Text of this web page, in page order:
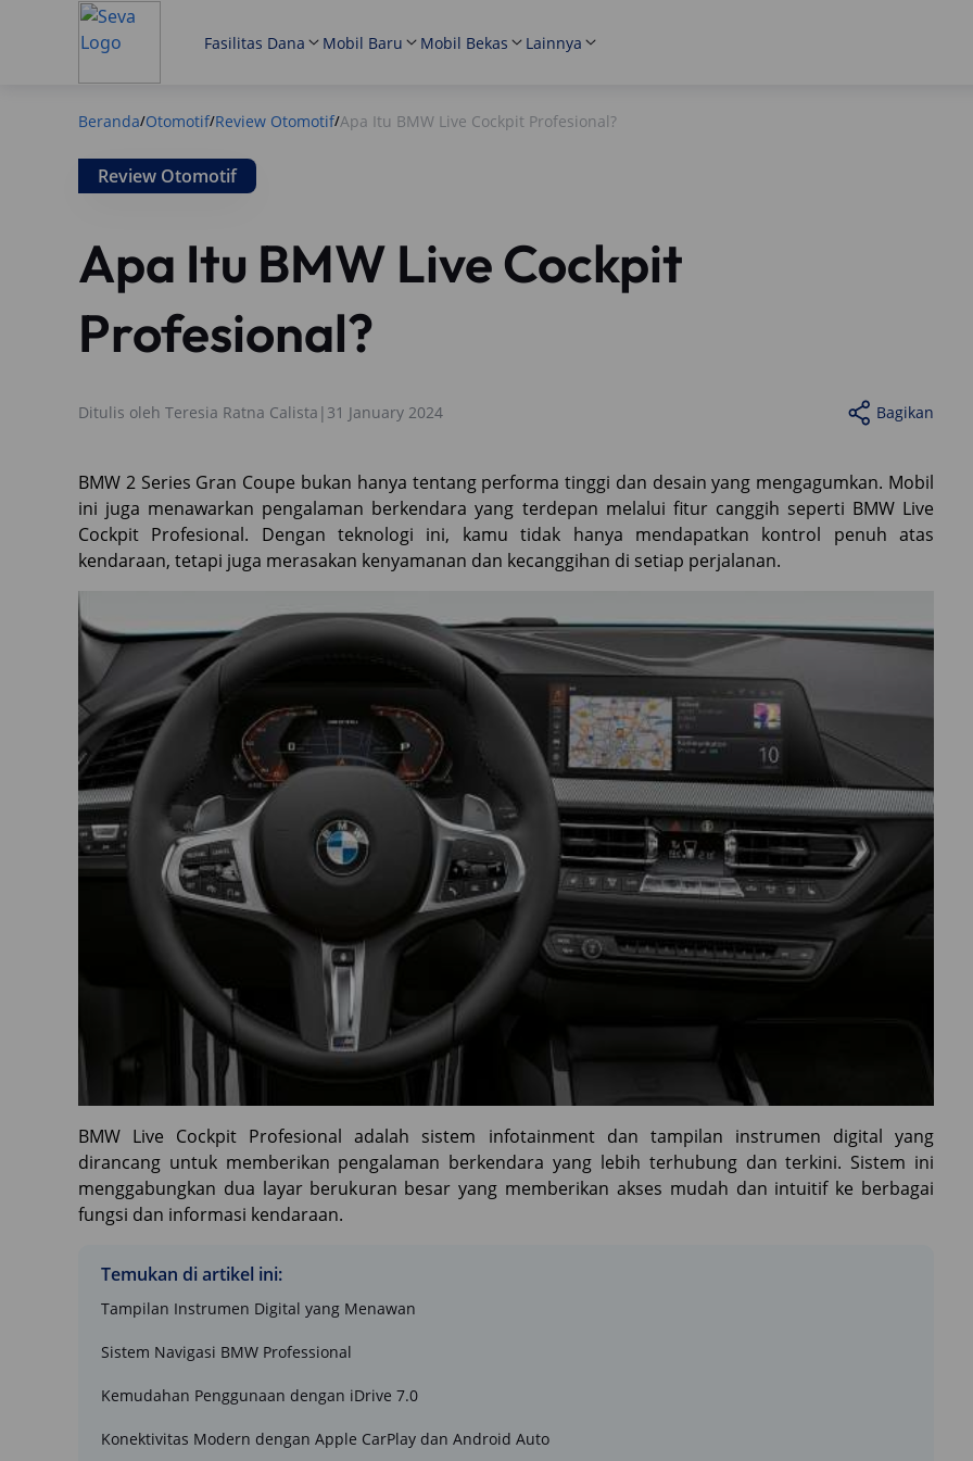
Fasilitas Dana Mobil Baru Mobil Bekas Lainnya
Beranda/Otomotif/Review Otomotif/Apa Itu BMW Live Cockpit Profesional?
Review Otomotif
Apa Itu BMW Live Cockpit
Profesional?
Ditulis oleh Teresia Ratna Calista | 31 January 2024 Bagikan
BMW 2 Series Gran Coupe bukan hanya tentang performa tinggi dan desain yang mengagumkan. Mobil
ini juga menawarkan pengalaman berkendara yang terdepan melalui fitur canggih seperti BMW Live
Cockpit Profesional. Dengan teknologi ini, kamu tidak hanya mendapatkan kontrol penuh atas
kendaraan, tetapi juga merasakan kenyamanan dan kecanggihan di setiap perjalanan.
BMW Live Cockpit Profesional adalah sistem infotainment dan tampilan instrumen digital yang
dirancang untuk memberikan pengalaman berkendara yang lebih terhubung dan terkini. Sistem ini
menggabungkan dua layar berukuran besar yang memberikan akses mudah dan intuitif ke berbagai
fungsi dan informasi kendaraan.
Temukan di artikel ini:
Tampilan Instrumen Digital yang Menawan
Sistem Navigasi BMW Professional
Kemudahan Penggunaan dengan iDrive 7.0
Konektivitas Modern dengan Apple CarPlay dan Android Auto